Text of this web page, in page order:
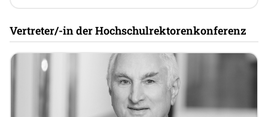
Vertreter/-in der Hochschulrektorenkonferenz